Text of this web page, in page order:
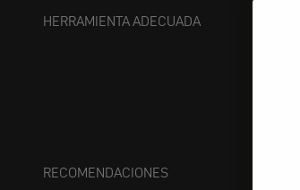
HERRAMIENTA ADECUADA
RECOMENDACIONES